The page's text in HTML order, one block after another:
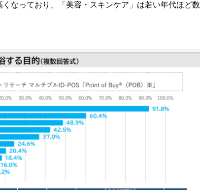
なっており、「美容・スキンケア」は若い年代ほど数